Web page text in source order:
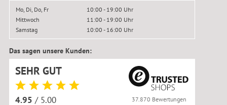
Mo, Di, Do, Fr
10:00 - 19:00 Uhr
Mittwoch
11:00 - 19:00 Uhr
Samstag
10:00 - 16:00 Uhr
Das sagen unsere Kunden:
SEHR GUT
4.95 / 5.00 37.870 Bewertungen